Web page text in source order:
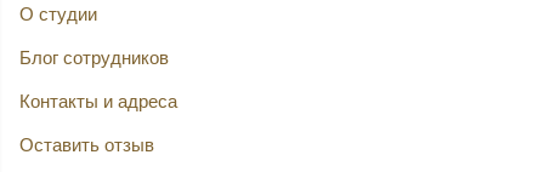
О студии
Блог сотрудников
Контакты и адреса
Оставить отзыв